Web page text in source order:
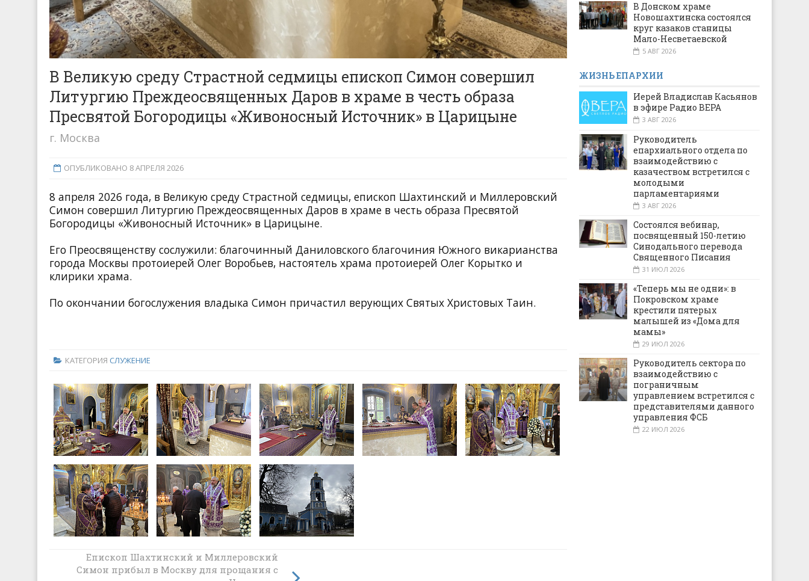
В Великую среду Страстной седмицы епископ Симон совершил
Литургию Преждеосвященных Даров в храме в честь образа
Пресвятой Богородицы «Живоносный Источник» в Царицыне
г. Москва
ОПУБЛИКОВАНО 8 АПРЕЛЯ 2026
8 апреля 2026 года, в Великую среду Страстной седмицы, епископ Шахтинский и Миллеровский
Симон совершил Литургию Преждеосвященных Даров в храме в честь образа Пресвятой
Богородицы «Живоносный Источник» в Царицыне.
Его Преосвященству сослужили: благочинный Даниловского благочиния Южного викарианства
города Москвы протоиерей Олег Воробьев, настоятель храма протоиерей Олег Корытко и
клирики храма.
По окончании богослужения владыка Симон причастил верующих Святых Христовых Таин.
КАТЕГОРИЯ СЛУЖЕНИЕ
Архипастырь совершил заупокойное
поминовение новопреставленного
Епископ Шахтинский и Миллеровский
Симон прибыл в Москву для прощания с
В Донском храме
Новошахтинска состоялся
круг казаков станицы
Мало-Несветаевской
5 АВГ 2026
ЖИЗНЬ ЕПАРХИИ
Иерей Владислав Касьянов
в эфире Радио ВЕРА
3 АВГ 2026
Руководитель
епархиального отдела по
взаимодействию с
казачеством встретился с
молодыми
парламентариями
3 АВГ 2026
Состоялся вебинар,
посвященный 150-летию
Синодального перевода
Священного Писания
31 ИЮЛ 2026
«Теперь мы не одни»: в
Покровском храме
крестили пятерых
малышей из «Дома для
мамы»
29 ИЮЛ 2026
Руководитель сектора по
взаимодействию с
пограничным
управлением встретился с
представителями данного
управления ФСБ
22 ИЮЛ 2026